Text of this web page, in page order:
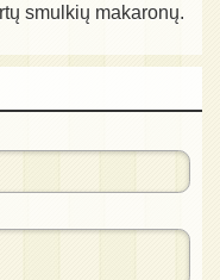
smulkių makaronų.